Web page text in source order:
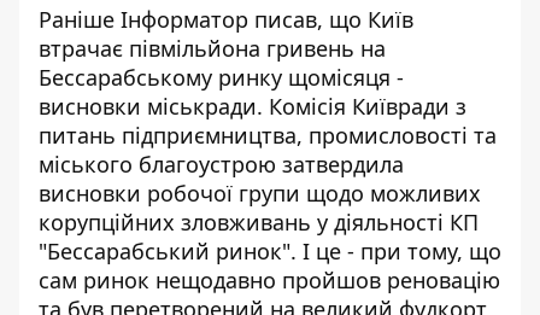
Раніше Інформатор писав, що Київ
втрачає півмільйона гривень на
Бессарабському ринку щомісяця -
висновки міськради. Комісія Київради з
питань підприємництва, промисловості та
міського благоустрою затвердила
висновки робочої групи щодо можливих
корупційних зловживань у діяльності КП
"Бессарабський ринок". І це - при тому, що
сам ринок нещодавно пройшов реновацію
та був перетворений на великий фудкорт